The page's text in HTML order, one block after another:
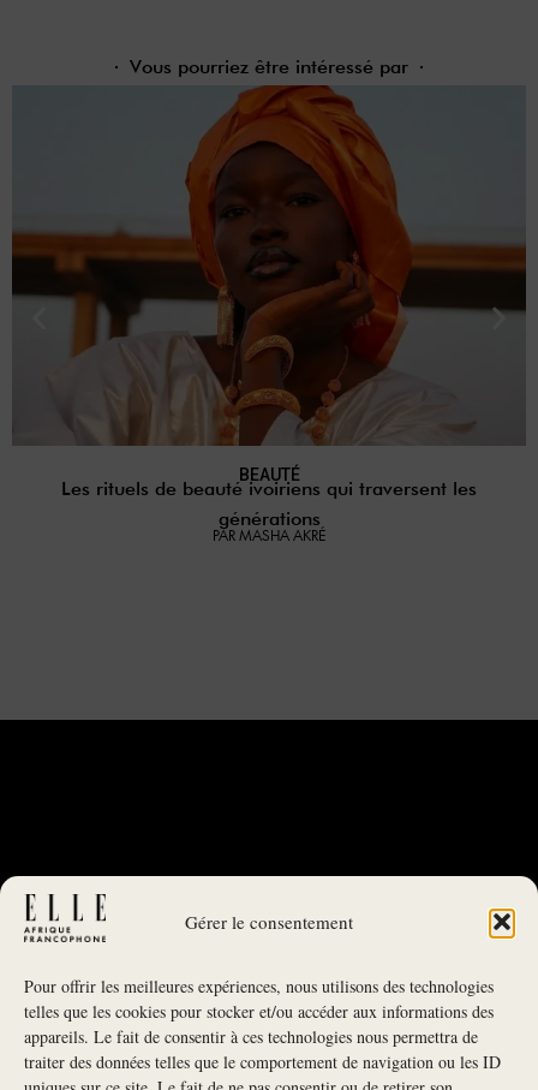
Gérer le consentement
Pour offrir les meilleures expériences, nous utilisons des technologies
telles que les cookies pour stocker et/ou accéder aux informations des
appareils. Le fait de consentir à ces technologies nous permettra de
traiter des données telles que le comportement de navigation ou les ID
Vous pourriez être intéressé par
BEAUTÉ
Les rituels de beauté ivoiriens qui traversent les
générations
PAR MASHA AKRÉ